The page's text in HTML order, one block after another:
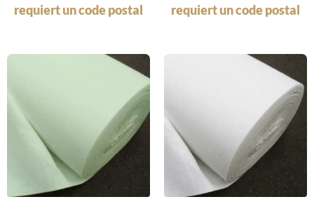
requiert un code postal
requiert un code postal